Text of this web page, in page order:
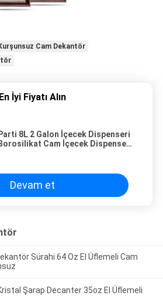
Cam Dekantör
En İyi Fiyatı Alın
Parti 8L 2 Galon İçecek Dispenseri
Borosilikat Cam İçecek Dispenseri
Devam et
Sürahi 64 Oz El Üflemeli Cam
Şarap Decanter 35oz El Üflemeli